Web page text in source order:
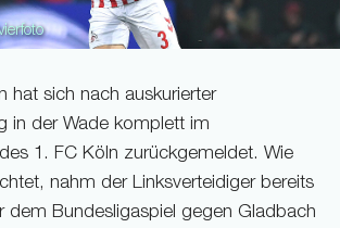
hat sich nach auskurierter
in der Wade komplett im
1. FC Köln zurückgemeldet. Wie
nahm der Linksverteidiger bereits
dem Bundesligaspiel gegen Gladbach